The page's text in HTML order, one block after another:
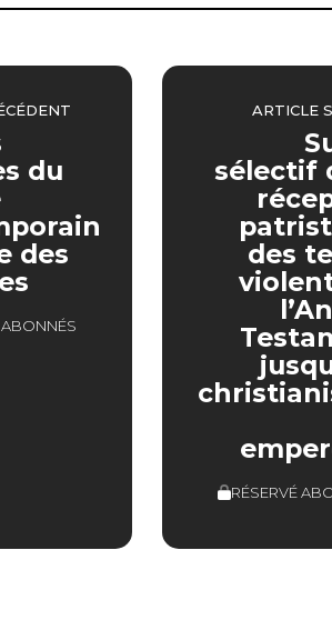
du
des
ABONNÉS
ARTICLE
sélectif
des
RÉSERVÉ